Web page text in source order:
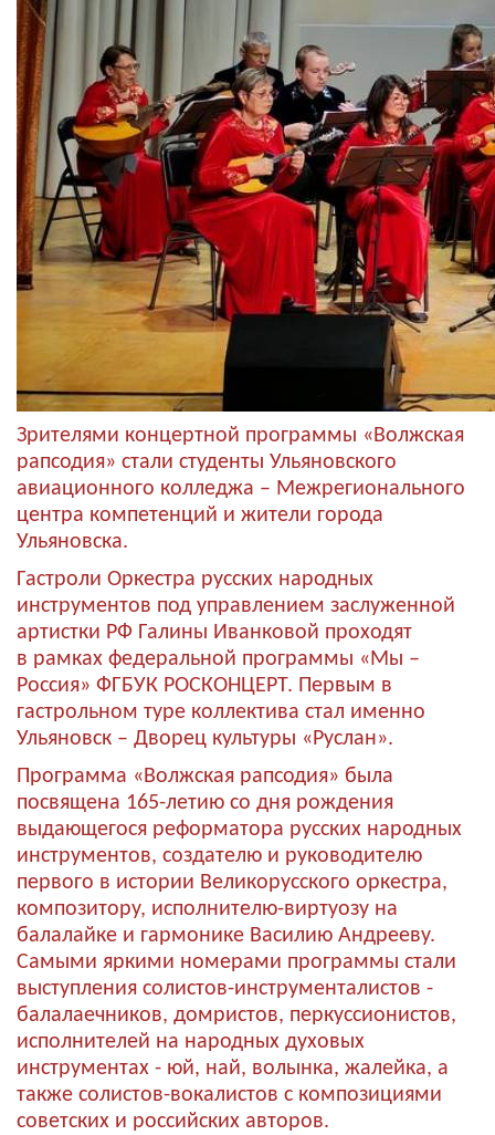
Зрителями концертной программы «Волжская
рапсодия» стали студенты Ульяновского
авиационного колледжа – Межрегионального
центра компетенций и жители города
Ульяновска.
Гастроли Оркестра русских народных
инструментов под управлением заслуженной
артистки РФ Галины Иванковой проходят
в рамках федеральной программы «Мы –
Россия» ФГБУК РОСКОНЦЕРТ. Первым в
гастрольном туре коллектива стал именно
Ульяновск – Дворец культуры «Руслан».
Программа «Волжская рапсодия» была
посвящена 165-летию со дня рождения
выдающегося реформатора русских народных
инструментов, создателю и руководителю
первого в истории Великорусского оркестра,
композитору, исполнителю-виртуозу на
балалайке и гармонике Василию Андрееву.
Самыми яркими номерами программы стали
выступления солистов-инструменталистов -
балалаечников, домристов, перкуссионистов,
исполнителей на народных духовых
инструментах - юй, най, волынка, жалейка, а
также солистов-вокалистов с композициями
советских и российских авторов.